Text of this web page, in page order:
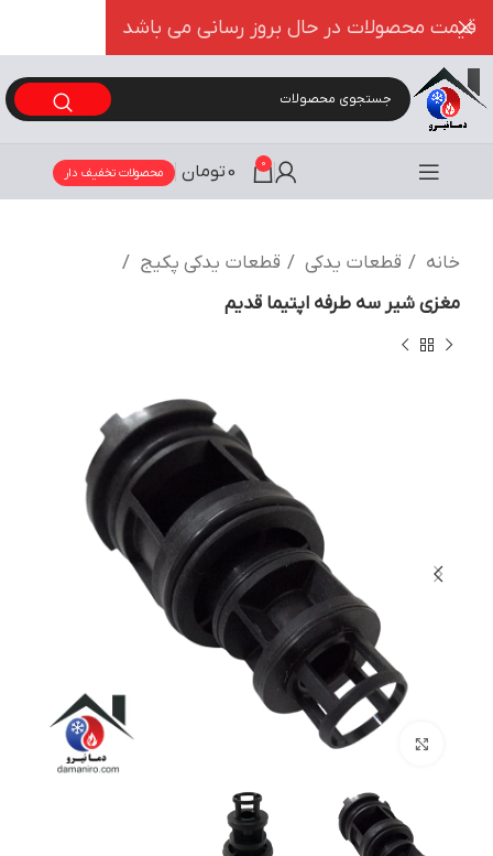
0
0تومان محصولات تخفیف دار
خانه قطعات یدکی
قطعات یدکی پکیج
مغزی شیر سه طرفه اپتیما قدیم
بزرگنمایی تصویر
قیمت محصولات در حال بروز رسانی می باشد